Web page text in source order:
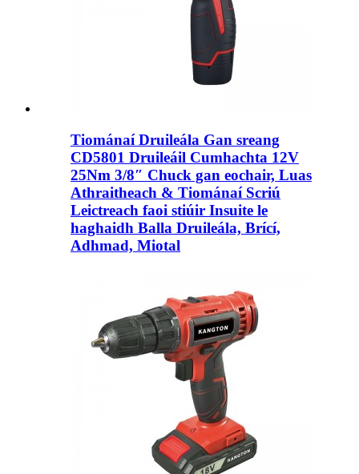
Tiománaí Druileála Gan sreang
CD5801 Druileáil Cumhachta 12V
25Nm 3/8″ Chuck gan eochair, Luas
Athraitheach & Tiománaí Scriú
Leictreach faoi stiúir Insuite le
haghaidh Balla Druileála, Brící,
Adhmad, Miotal